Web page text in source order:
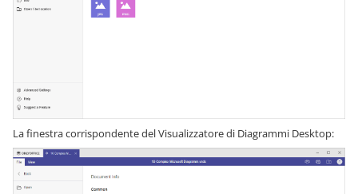
La finestra corrispondente del Visualizzatore di Diagrammi Desktop: